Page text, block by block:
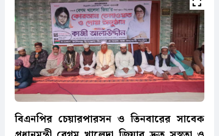
বিএনপির চেয়ারপারসন ও তিনবারের সাবেক